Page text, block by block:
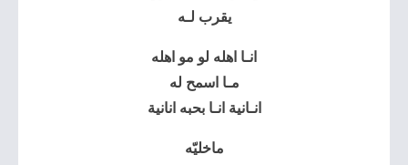
يقرب لـه
انـا اهله لو مو اهله
مـا اسمح له
انـانية انـا بحبه انانية
ماخليّه